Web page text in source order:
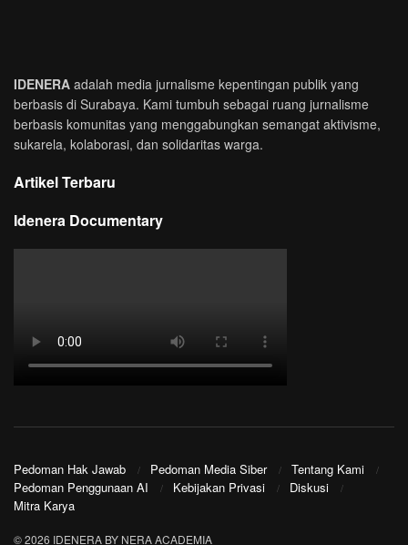
IDENERA adalah media jurnalisme kepentingan publik yang
berbasis di Surabaya. Kami tumbuh sebagai ruang jurnalisme
berbasis komunitas yang menggabungkan semangat aktivisme,
sukarela, kolaborasi, dan solidaritas warga.
Artikel Terbaru
Idenera Documentary
Pedoman Hak Jawab Pedoman Media Siber
Tentang Kami
Pedoman Penggunaan AI
Kebijakan Privasi
Diskusi
Mitra Karya
© 2026 IDENERA BY NERA ACADEMIA